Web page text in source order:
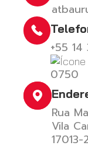
+55
0750
Rua
Vila